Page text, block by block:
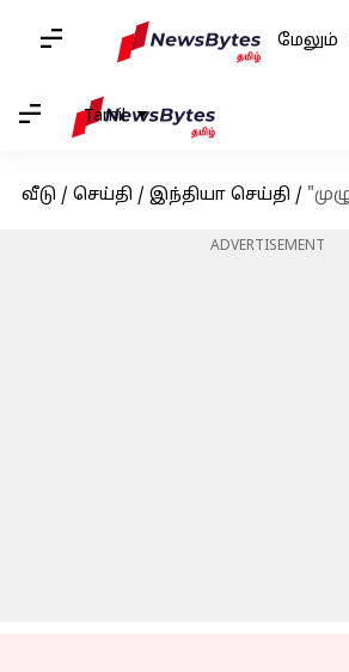
மேலும்
Tamil
வீடு / செய்தி / இந்தியா செய்தி / "முழு
ADVERTISEMENT